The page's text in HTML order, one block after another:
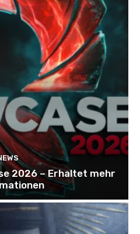
2026 – Erhaltet mehr